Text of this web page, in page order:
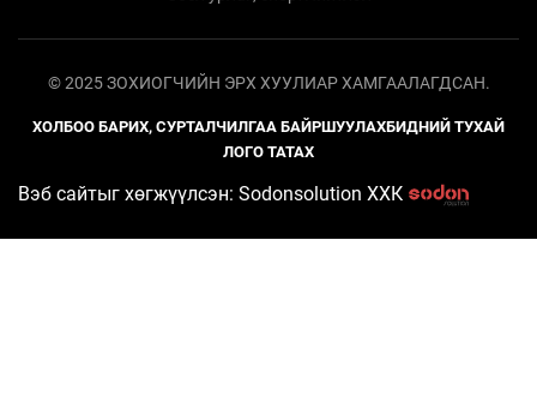
© 2025 ЗОХИОГЧИЙН ЭРХ ХУУЛИАР ХАМГААЛАГДСАН.
ХОЛБОО БАРИХ, СУРТАЛЧИЛГАА БАЙРШУУЛАХБИДНИЙ ТУХАЙ
ЛОГО ТАТАХ
Вэб сайтыг хөгжүүлсэн: Sodonsolution ХХК